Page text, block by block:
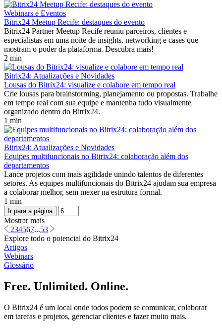
Webinars e Eventos
Bitrix24 Meetup Recife: destaques do evento
Bitrix24 Partner Meetup Recife reuniu parceiros, clientes e
especialistas em uma noite de insights, networking e cases que
mostram o poder da plataforma. Descubra mais!
2 min
Bitrix24: Atualizações e Novidades
Lousas do Bitrix24: visualize e colabore em tempo real
Crie lousas para brainstorming, planejamento ou propostas. Trabalhe
em tempo real com sua equipe e mantenha tudo visualmente
organizado dentro do Bitrix24.
1 min
Bitrix24: Atualizações e Novidades
Equipes multifuncionais no Bitrix24: colaboração além dos
departamentos
Lance projetos com mais agilidade unindo talentos de diferentes
setores. As equipes multifuncionais do Bitrix24 ajudam sua empresa
a colaborar melhor, sem mexer na estrutura formal.
1 min
Ir para a página
Mostrar mais
234567...53
Explore todo o potencial do Bitrix24
Artigos
Webinars
Glossário
Free. Unlimited. Online.
O Bitrix24 é um local onde todos podem se comunicar, colaborar
em tarefas e projetos, gerenciar clientes e fazer muito mais.